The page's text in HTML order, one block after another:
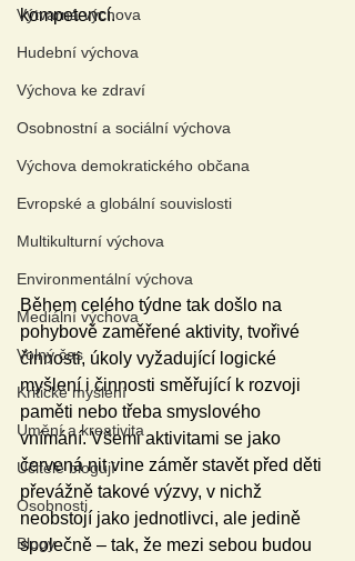
Výtvarná výchova
Hudební výchova
Výchova ke zdraví
Osobnostní a sociální výchova
Výchova demokratického občana
Evropské a globální souvislosti
Multikulturní výchova
Environmentální výchova
Mediální výchova
Volný čas
Kritické myšlení
Umění a kreativita
Učitelé blogují
Osobnosti
Blogy
kompetencí.
Během celého týdne tak došlo na
pohybově zaměřené aktivity, tvořivé
činnosti, úkoly vyžadující logické
myšlení i činnosti směřující k rozvoji
paměti nebo třeba smyslového
vnímání. Všemi aktivitami se jako
červená nit vine záměr stavět před děti
převážně takové výzvy, v nichž
neobstojí jako jednotlivci, ale jedině
společně – tak, že mezi sebou budou